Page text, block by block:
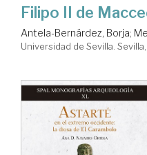
Filipo II de
Antela-Bernárdez, Borja;
Universidad de Sevilla.